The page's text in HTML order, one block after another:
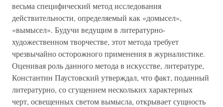
весьма специфический метод исследования
действительности, определяемый как «домысел»,
«вымысел». Будучи ведущим в литературно-
художественном творчестве, этот метода требует
чрезвычайно осторожного применения в журналистике.
Оценивая роль данного метода в искусстве, литературе,
Константин Паустовский утверждал, что факт, поданный
литературно, со сгущением нескольких характерных
черт, освещенных светом вымысла, открывает сущность